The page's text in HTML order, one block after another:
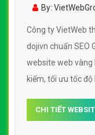
By:
Công ty VietWeb
dojivn chuẩn SEO
website web vàng
kiếm, tối ưu tốc độ
quý dojivn
CHI TIẾT